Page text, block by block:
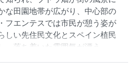
な田園地帯が広がり、中心部の
フエンテスでは市民が憩う姿が
しい先住民文化とスペイン植民
、落ち着いた雰囲気が漂う。
（冷たいステップ気候）に分類さ